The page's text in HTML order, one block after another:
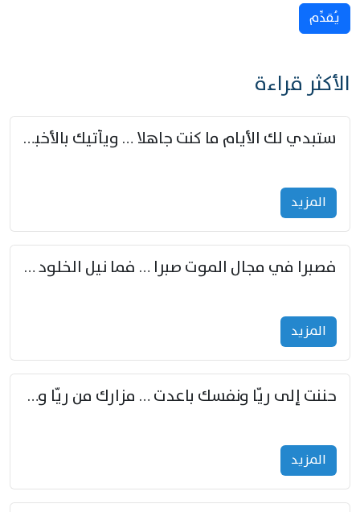
يُقدِّم
الأكثر قراءة
ستبدي لك الأيام ما كنت جاهلا … ويأتيك بالأخبار من لم تزوّد
المزید
فصبرا في مجال الموت صبرا … فما نيل الخلود بمستطاع
المزید
حننت إلى ريّا ونفسك باعدت … مزارك من ريّا وشعباكما معا
المزید